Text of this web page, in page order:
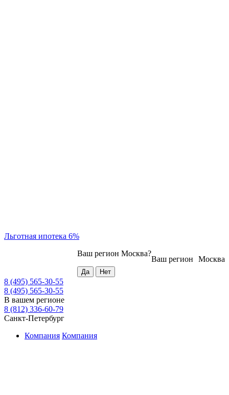
Льготная ипотека 6%
Москва
Ваш регион
Ваш регион Москва?
8 (495) 565-30-55
8 (495) 565-30-55
В вашем регионе
8 (812) 336-60-79
Санкт-Петербург
Компания Компания